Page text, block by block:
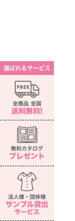
セロリー 長袖ブラウス S-
73272
¥7,150